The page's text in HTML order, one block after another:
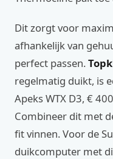
Dit zorgt voor
afhankelijk van
perfect passen.
regelmatig duikt, is
Apeks WTX D3, €
Combineer dit met
fit vinnen. Voor de
duikcomputer met